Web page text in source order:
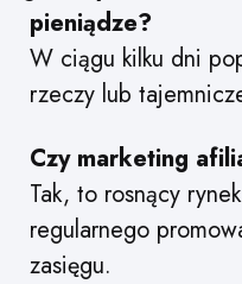
pieniądze?
W ciągu kilku dni
rzeczy lub
Czy marketing
Tak, to rosnący
regularnego
zasięgu.